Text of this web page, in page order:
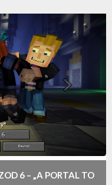
6 – „A PORTAL TO